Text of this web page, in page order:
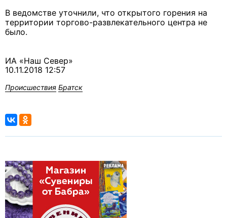
В ведомстве уточнили, что открытого горения на
территории торгово-развлекательного центра не
было.
ИА «Наш Север»
10.11.2018 12:57
Происшествия Братск